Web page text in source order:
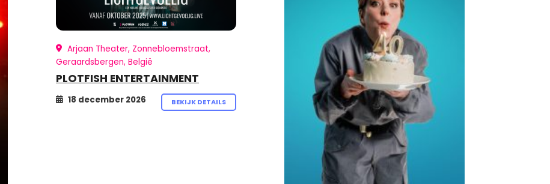
Arjaan Theater, Zonnebloemstraat,
Geraardsbergen, België
PLOTFISH ENTERTAINMENT
18 december 2026 BEKIJK DETAILS